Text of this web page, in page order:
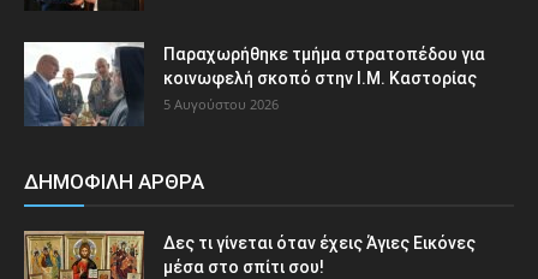
Παραχωρήθηκε τμήμα στρατοπέδου για
κοινωφελή σκοπό στην Ι.Μ. Καστορίας
5 Αυγούστου 2026
ΔΗΜΟΦΙΛΗ ΑΡΘΡΑ
Δες τι γίνεται όταν έχεις Άγιες Εικόνες
μέσα στο σπίτι σου!